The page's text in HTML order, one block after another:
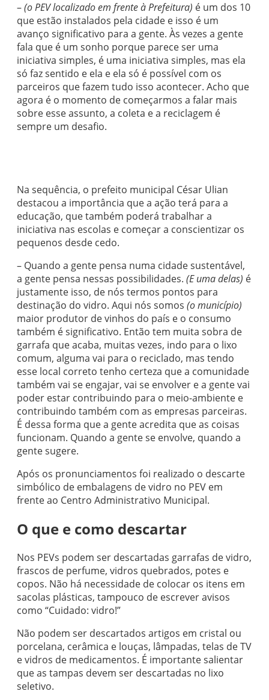
–(o PEV localizado em frente à Prefeitura) é um dos 10
que estão instalados pela cidade e isso é um
avanço significativo para a gente. Às vezes a gente
fala que é um sonho porque parece ser uma
iniciativa simples, é uma iniciativa simples, mas ela
só faz sentido e ela e ela só é possível com os
parceiros que fazem tudo isso acontecer. Acho que
agora é o momento de começarmos a falar mais
sobre esse assunto, a coleta e a reciclagem é
sempre um desafio.
Na sequência, o prefeito municipal César Ulian
destacou a importância que a ação terá para a
educação, que também poderá trabalhar a
iniciativa nas escolas e começar a conscientizar os
pequenos desde cedo.
– Quando a gente pensa numa cidade sustentável,
a gente pensa nessas possibilidades. (E uma delas) é
justamente isso, de nós termos pontos para
destinação do vidro. Aqui nós somos (o município)
maior produtor de vinhos do país e o consumo
também é significativo. Então tem muita sobra de
garrafa que acaba, muitas vezes, indo para o lixo
comum, alguma vai para o reciclado, mas tendo
esse local correto tenho certeza que a comunidade
também vai se engajar, vai se envolver e a gente vai
poder estar contribuindo para o meio-ambiente e
contribuindo também com as empresas parceiras.
É dessa forma que a gente acredita que as coisas
funcionam. Quando a gente se envolve, quando a
gente sugere.
Após os pronunciamentos foi realizado o descarte
simbólico de embalagens de vidro no PEV em
frente ao Centro Administrativo Municipal.
O que e como descartar
Nos PEVs podem ser descartadas garrafas de vidro,
frascos de perfume, vidros quebrados, potes e
copos. Não há necessidade de colocar os itens em
sacolas plásticas, tampouco de escrever avisos
como “Cuidado: vidro!”
Não podem ser descartados artigos em cristal ou
porcelana, cerâmica e louças, lâmpadas, telas de TV
e vidros de medicamentos. É importante salientar
que as tampas devem ser descartadas no lixo
seletivo.